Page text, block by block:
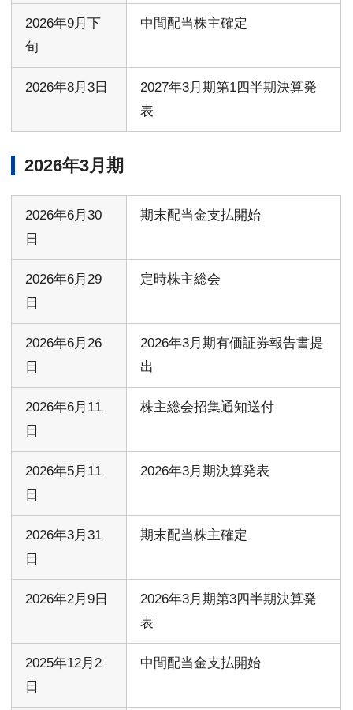
2026年9月下
旬
中間配当株主確定
2026年8月3日
2027年3月期第1四半期決算発
表
2026年3月期
2026年6月30
日
期末配当金支払開始
2026年6月29
日
定時株主総会
2026年6月26
日
2026年3月期有価証券報告書提
出
2026年6月11
日
株主総会招集通知送付
2026年5月11
日
2026年3月期決算発表
2026年3月31
日
期末配当株主確定
2026年2月9日
2026年3月期第3四半期決算発
表
2025年12月2
日
中間配当金支払開始